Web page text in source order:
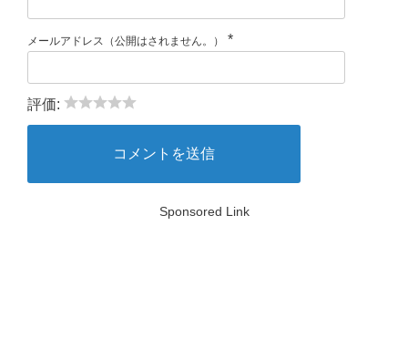
メールアドレス（公開はされません。） *
評価:
Sponsored Link